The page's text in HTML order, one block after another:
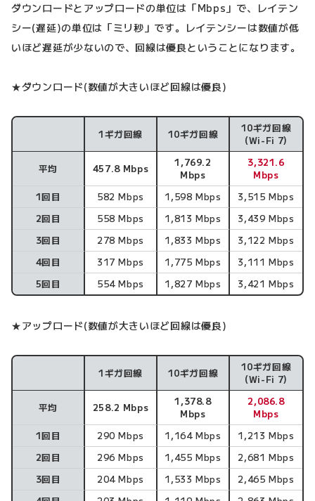
ダウンロードとアップロードの単位は「Mbps」で、レイテン
シー(遅延)の単位は「ミリ秒」です。レイテンシーは数値が低
いほど遅延が少ないので、回線は優良ということになります。
★ダウンロード(数値が大きいほど回線は優良)
ダウンロード速度
1ギガ回線 10ギガ回線
10ギガ回線
(Wi-Fi 7)
平均 457.8 Mbps
1,769.2
Mbps
3,321.6
Mbps
1回目
582 Mbps 1,598 Mbps
3,515 Mbps
2回目
558 Mbps 1,813 Mbps
3,439 Mbps
3回目
278 Mbps 1,833 Mbps
3,122 Mbps
4回目
317 Mbps 1,775 Mbps
3,111 Mbps
5回目
554 Mbps 1,827 Mbps 3,421 Mbps
★アップロード(数値が大きいほど回線は優良)
アップロード速度
1ギガ回線 10ギガ回線
10ギガ回線
(Wi-Fi 7)
平均 258.2 Mbps
1,378.8
Mbps
2,086.8
Mbps
1回目
290 Mbps 1,164 Mbps
1,213 Mbps
2回目
296 Mbps 1,455 Mbps
2,681 Mbps
3回目
204 Mbps 1,533 Mbps
2,465 Mbps